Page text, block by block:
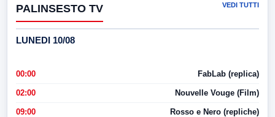
PALINSESTO TV VEDI TUTTI
LUNEDI 10/08
00:00 FabLab (replica)
02:00 Nouvelle Vouge (Film)
09:00 Rosso e Nero (repliche)